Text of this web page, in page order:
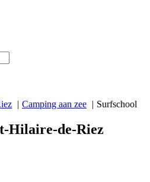
Camping aan zee Surfschool
Hilaire-de-Riez